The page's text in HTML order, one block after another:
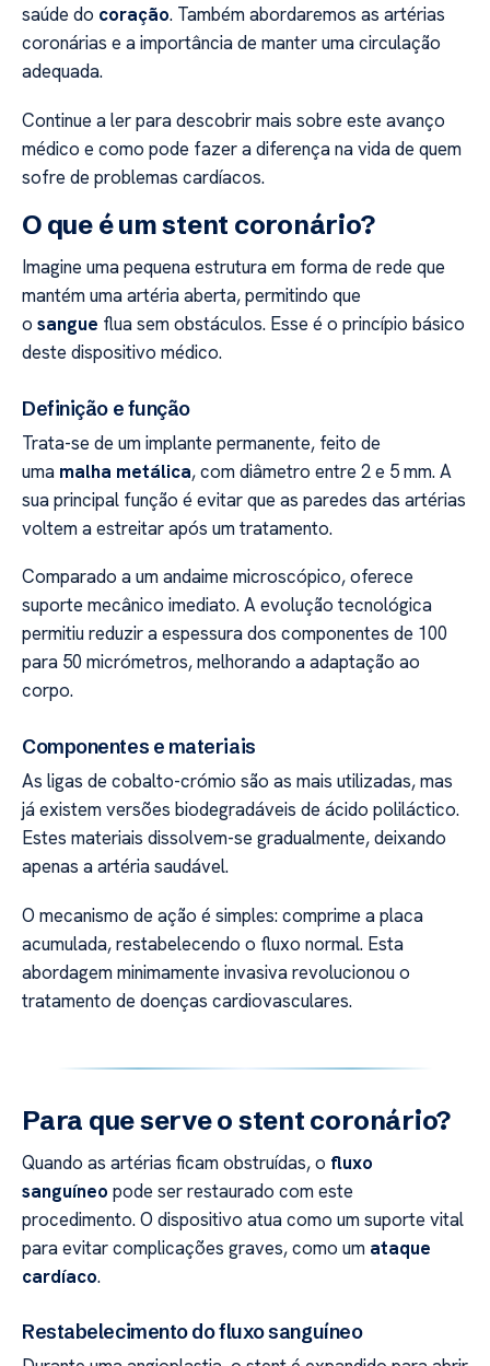
saúde do coração. Também abordaremos as artérias
coronárias e a importância de manter uma circulação
adequada.
Continue a ler para descobrir mais sobre este avanço
médico e como pode fazer a diferença na vida de quem
sofre de problemas cardíacos.
O que é um stent coronário?
Imagine uma pequena estrutura em forma de rede que
mantém uma artéria aberta, permitindo que
o sangue flua sem obstáculos. Esse é o princípio básico
deste dispositivo médico.
Definição e função
Trata-se de um implante permanente, feito de
uma malha metálica, com diâmetro entre 2 e 5 mm. A
sua principal função é evitar que as paredes das artérias
voltem a estreitar após um tratamento.
Comparado a um andaime microscópico, oferece
suporte mecânico imediato. A evolução tecnológica
permitiu reduzir a espessura dos componentes de 100
para 50 micrómetros, melhorando a adaptação ao
corpo.
Componentes e materiais
As ligas de cobalto-crómio são as mais utilizadas, mas
já existem versões biodegradáveis de ácido poliláctico.
Estes materiais dissolvem-se gradualmente, deixando
apenas a artéria saudável.
O mecanismo de ação é simples: comprime a placa
acumulada, restabelecendo o fluxo normal. Esta
abordagem minimamente invasiva revolucionou o
tratamento de doenças cardiovasculares.
Para que serve o stent coronário?
Quando as artérias ficam obstruídas, o fluxo
sanguíneo pode ser restaurado com este
procedimento. O dispositivo atua como um suporte vital
para evitar complicações graves, como um ataque
cardíaco.
Restabelecimento do fluxo sanguíneo